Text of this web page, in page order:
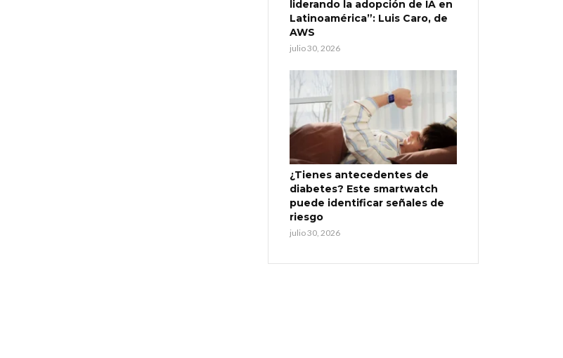
liderando la adopción de IA en
Latinoamérica”: Luis Caro, de
AWS
julio 30, 2026
¿Tienes antecedentes de
diabetes? Este smartwatch
puede identificar señales de
riesgo
julio 30, 2026